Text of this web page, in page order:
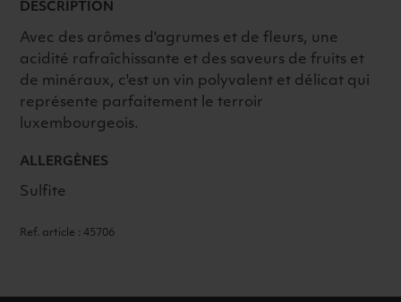
DESCRIPTION
Avec des arômes d'agrumes et de fleurs, une
acidité rafraîchissante et des saveurs de fruits et
de minéraux, c'est un vin polyvalent et délicat qui
représente parfaitement le terroir
luxembourgeois.
ALLERGÈNES
Sulfite
Ref. article : 45706